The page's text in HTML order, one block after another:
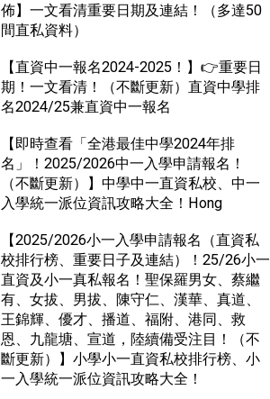
佈】一文看清重要日期及連結！（多達50
間直私資料）
【直資中一報名2024-2025！】👉重要日
期！一文看清！（不斷更新）直資中學排
名2024/25兼直資中一報名
【即時查看「全港最佳中學2024年排
名」！2025/2026中一入學申請報名！
（不斷更新）】中學中一直資私校、中一
入學統一派位資訊攻略大全！Hong
【2025/2026小一入學申請報名（直資私
校排行榜、重要日子及連結）！25/26小一
直資及小一真私報名！聖保羅男女、蔡繼
有、女拔、男拔、陳守仁、漢華、真道、
王錦輝、優才、播道、福附、港同、救
恩、九龍塘、宣道，陸續備受注目！（不
斷更新）】小學小一直資私校排行榜、小
一入學統一派位資訊攻略大全！